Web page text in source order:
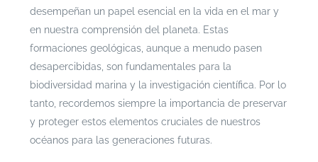
desempeñan un papel esencial en la vida en el mar y
en nuestra comprensión del planeta. Estas
formaciones geológicas, aunque a menudo pasen
desapercibidas, son fundamentales para la
biodiversidad marina y la investigación científica. Por lo
tanto, recordemos siempre la importancia de preservar
y proteger estos elementos cruciales de nuestros
océanos para las generaciones futuras.